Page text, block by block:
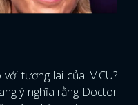
tương lai của MCU?
ý nghĩa rằng Doctor